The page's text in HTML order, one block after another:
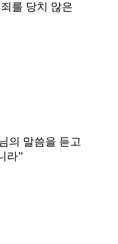
를 당치 않은
의 말씀을 듣고
라”